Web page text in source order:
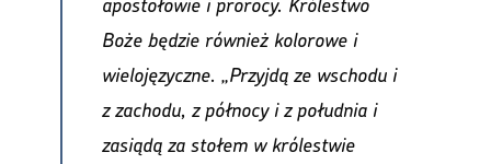
Boże będzie również kolorowe i
wielojęzyczne. „Przyjdą ze wschodu i
z zachodu, z północy i z południa i
zasiądą za stołem w królestwie